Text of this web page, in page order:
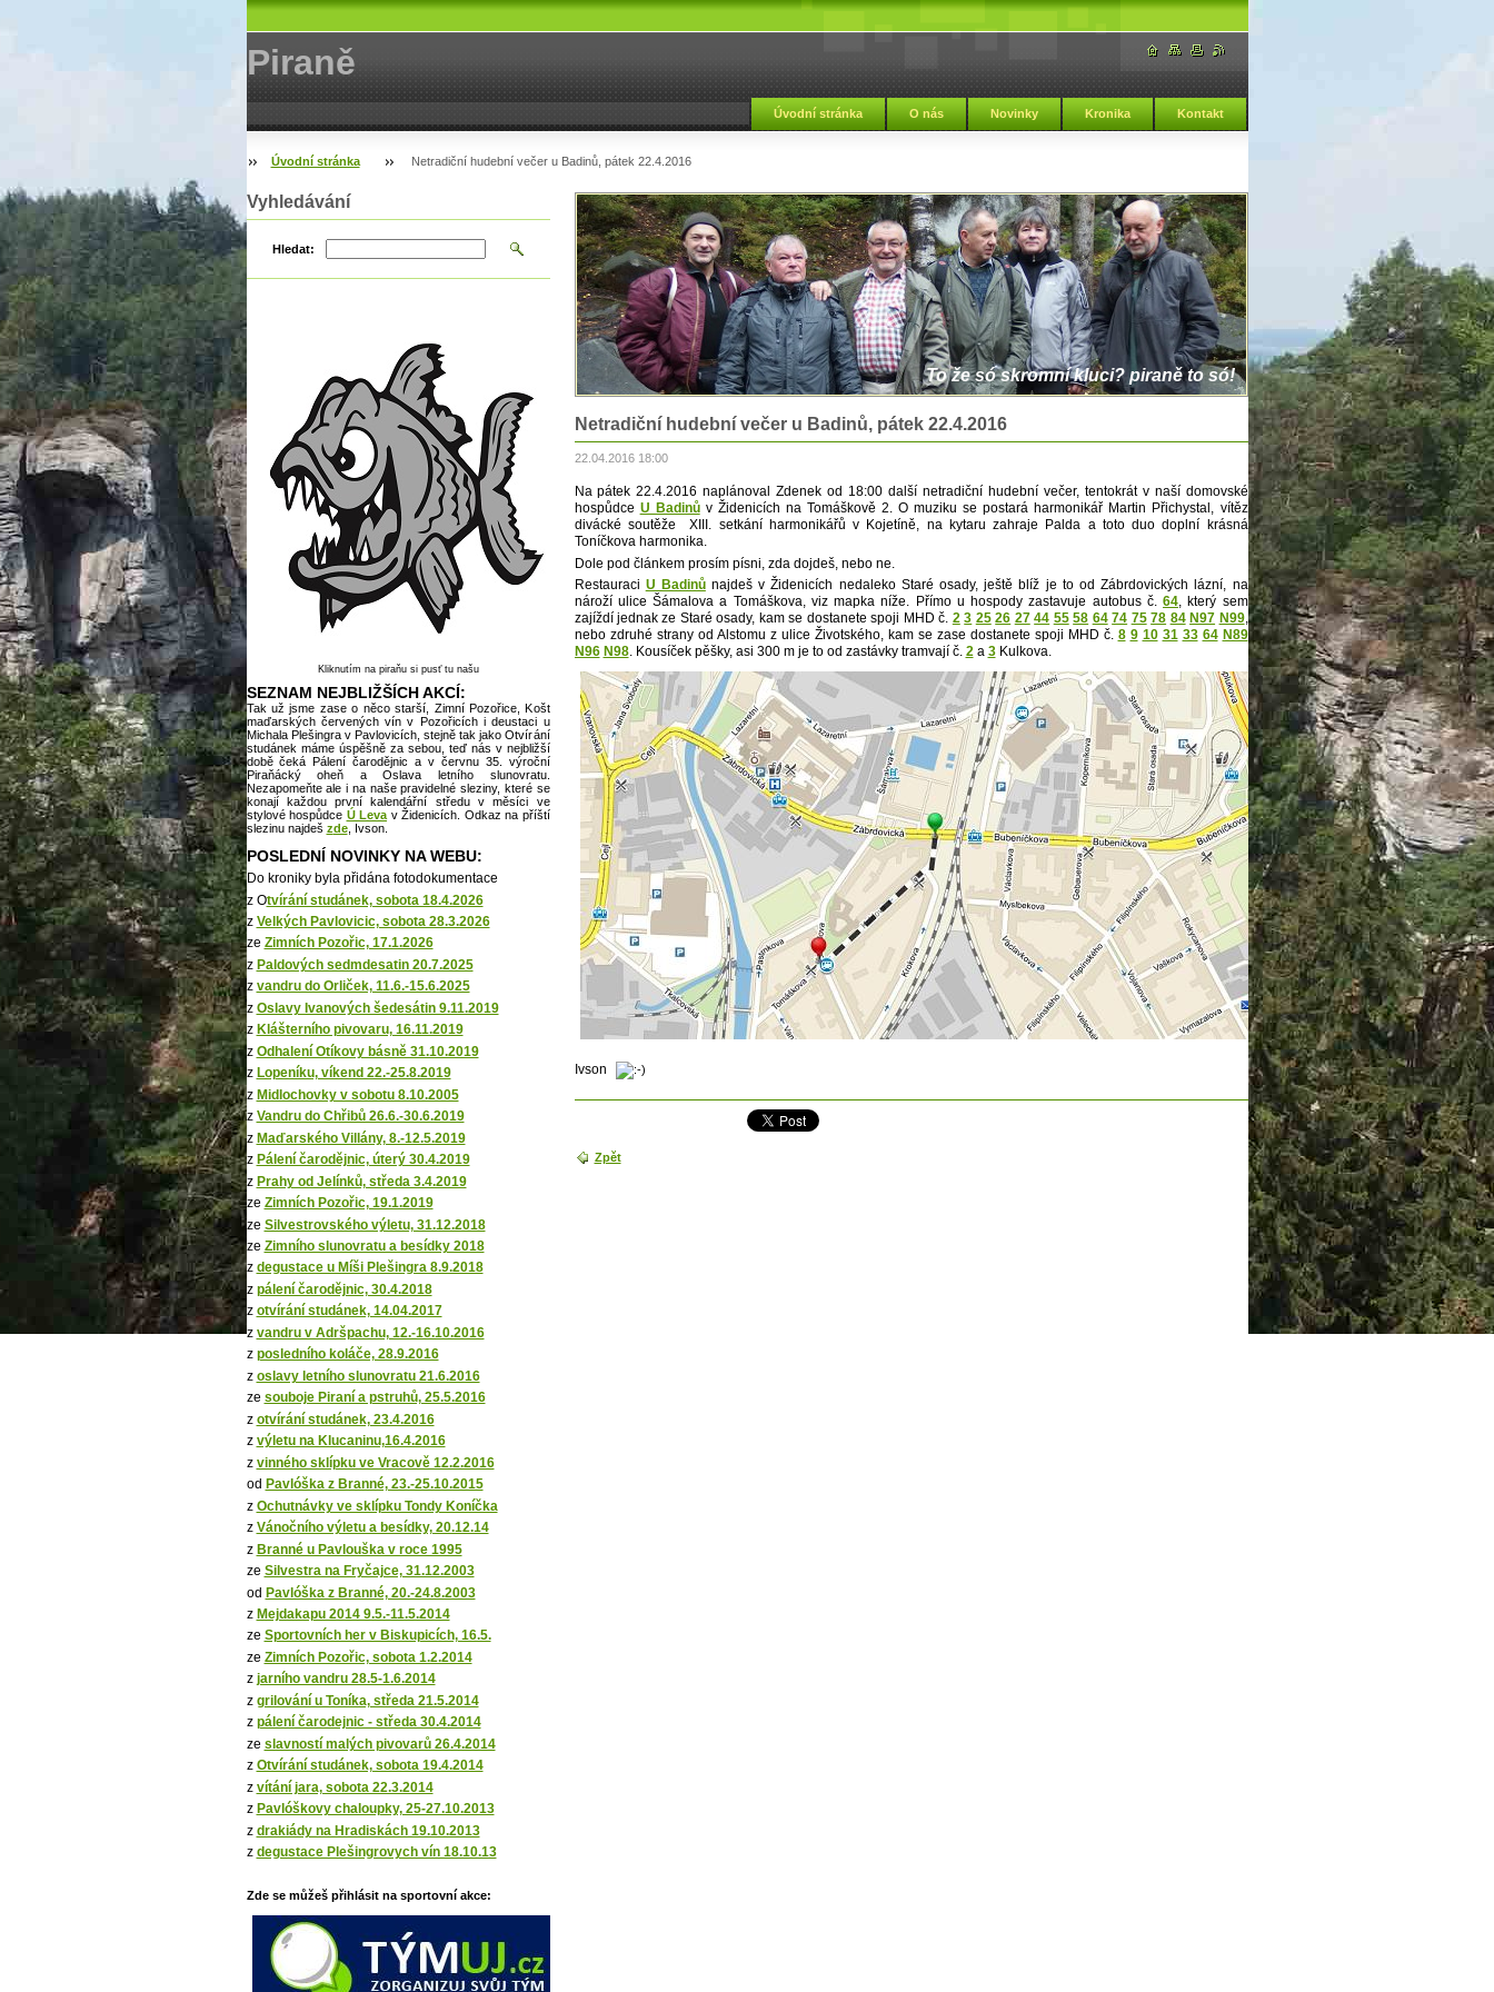
Piraně
Úvodní stránka O nás Novinky Kronika Kontakt
Úvodní stránka Netradiční hudební večer u Badinů, pátek 22.4.2016
To že só skromní kluci? piraně to só!
Netradiční hudební večer u Badinů, pátek 22.4.2016
22.04.2016 18:00
Na pátek 22.4.2016 naplánoval Zdenek od 18:00 další netradiční hudební večer, tentokrát v naší domovské
hospůdce U Badinův Židenicích na Tomáškově 2. O muziku se postará harmonikář Martin Přichystal, vítěz
divácké soutěže XIII. setkání harmonikářů v Kojetíně, na kytaru zahraje Palda a toto duo doplní krásná
Toníčkova harmonika.
Dole pod článkem prosím písni, zda dojdeš, nebo ne.
Restauraci U Badinů najdeš v Židenicích nedaleko Staré osady, ještě blíž je to od Zábrdovických lázní, na
nároží ulice Šámalova a Tomáškova, viz mapka níže. Přímo u hospody zastavuje autobus č. 64, který sem
zajíždí jednak ze Staré osady, kam se dostanete spoji MHD č. 2 3 25 26 27 44 55 58 64 74 75 78 84 N97 N99,
nebo zdruhé strany od Alstomu z ulice Životského, kam se zase dostanete spoji MHD č. 8 9 10 31 33 64 N89
N96 N98. Kousíček pěšky, asi 300 m je to od zastávky tramvají č. 2a 3Kulkova.
Ivson
Zpět
Vyhledávání
Hledat:
Kliknutím na piraňu si pusť tu našu
SEZNAM NEJBLIŽŠÍCH AKCÍ:
Tak už jsme zase o něco starší, Zimní Pozořice, Košt
maďarských červených vín v Pozořicích i deustaci u
Michala Plešingra v Pavlovicích, stejně tak jako Otvírání
studánek máme úspěšně za sebou, teď nás v nejbližší
době čeká Pálení čarodějnic a v červnu 35. výroční
Piraňácký oheň a Oslava letního slunovratu.
Nezapomeňte ale i na naše pravidelné sleziny, které se
konají každou první kalendářní středu v měsíci ve
stylové hospůdce Ú Leva v Židenicích. Odkaz na příští
slezinu najdeš zde, Ivson.
POSLEDNÍ NOVINKY NA WEBU:
Do kroniky byla přidána fotodokumentace
z Otvírání studánek, sobota 18.4.2026
z Velkých Pavlovicic, sobota 28.3.2026
ze Zimních Pozořic, 17.1.2026
z Paldových sedmdesatin 20.7.2025
z vandru do Orliček, 11.6.-15.6.2025
z Oslavy Ivanových šedesátin 9.11.2019
z Klášterního pivovaru, 16.11.2019
z Odhalení Otíkovy básně 31.10.2019
z Lopeníku, víkend 22.-25.8.2019
z Midlochovky v sobotu 8.10.2005
z Vandru do Chřibů 26.6.-30.6.2019
z Maďarského Villány, 8.-12.5.2019
z Pálení čarodějnic, úterý 30.4.2019
z Prahy od Jelínků, středa 3.4.2019
ze Zimních Pozořic, 19.1.2019
ze Silvestrovského výletu, 31.12.2018
ze Zimního slunovratu a besídky 2018
z degustace u Míši Plešingra 8.9.2018
z pálení čarodějnic, 30.4.2018
z otvírání studánek, 14.04.2017
z vandru v Adršpachu, 12.-16.10.2016
z posledního koláče, 28.9.2016
z oslavy letního slunovratu 21.6.2016
ze souboje Piraní a pstruhů, 25.5.2016
z otvírání studánek, 23.4.2016
z výletu na Klucaninu,16.4.2016
z vinného sklípku ve Vracově 12.2.2016
od Pavlóška z Branné, 23.-25.10.2015
z Ochutnávky ve sklípku Tondy Koníčka
z Vánočního výletu a besídky, 20.12.14
z Branné u Pavlouška v roce 1995
ze Silvestra na Fryčajce, 31.12.2003
od Pavlóška z Branné, 20.-24.8.2003
z Mejdakapu 2014 9.5.-11.5.2014
ze Sportovních her v Biskupicích, 16.5.
ze Zimních Pozořic, sobota 1.2.2014
z jarního vandru 28.5-1.6.2014
z grilování u Toníka, středa 21.5.2014
z pálení čarodejnic - středa 30.4.2014
ze slavností malých pivovarů 26.4.2014
z Otvírání studánek, sobota 19.4.2014
z vítání jara, sobota 22.3.2014
z Pavlóškovy chaloupky, 25-27.10.2013
z drakiády na Hradiskách 19.10.2013
z degustace Plešingrovych vín 18.10.13
Zde se můžeš přihlásit na sportovní akce: